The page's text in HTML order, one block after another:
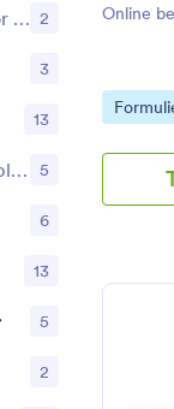
Online
Go to
Aanmeldingsformulieren voor evenementen 2
3
13
Formulieren voor bestandsuploads 5
6
13
5
2